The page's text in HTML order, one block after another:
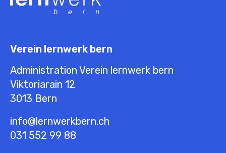
Verein lernwerk bern
Administration Verein lernwerk bern
Viktoriarain 12
3013 Bern
info@lernwerkbern.ch
031 552 99 88